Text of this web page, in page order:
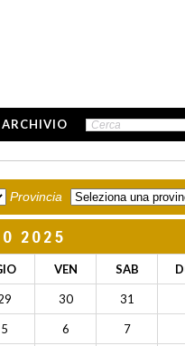
ARCHIVIO
Provincia
2025
VEN SAB
30 31
5 6 7